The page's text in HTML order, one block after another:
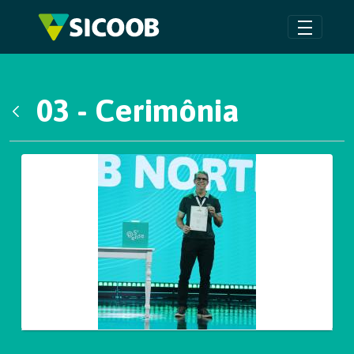
Pular para o Conteúdo principal
03 - Cerimônia
Galeria de Mídias